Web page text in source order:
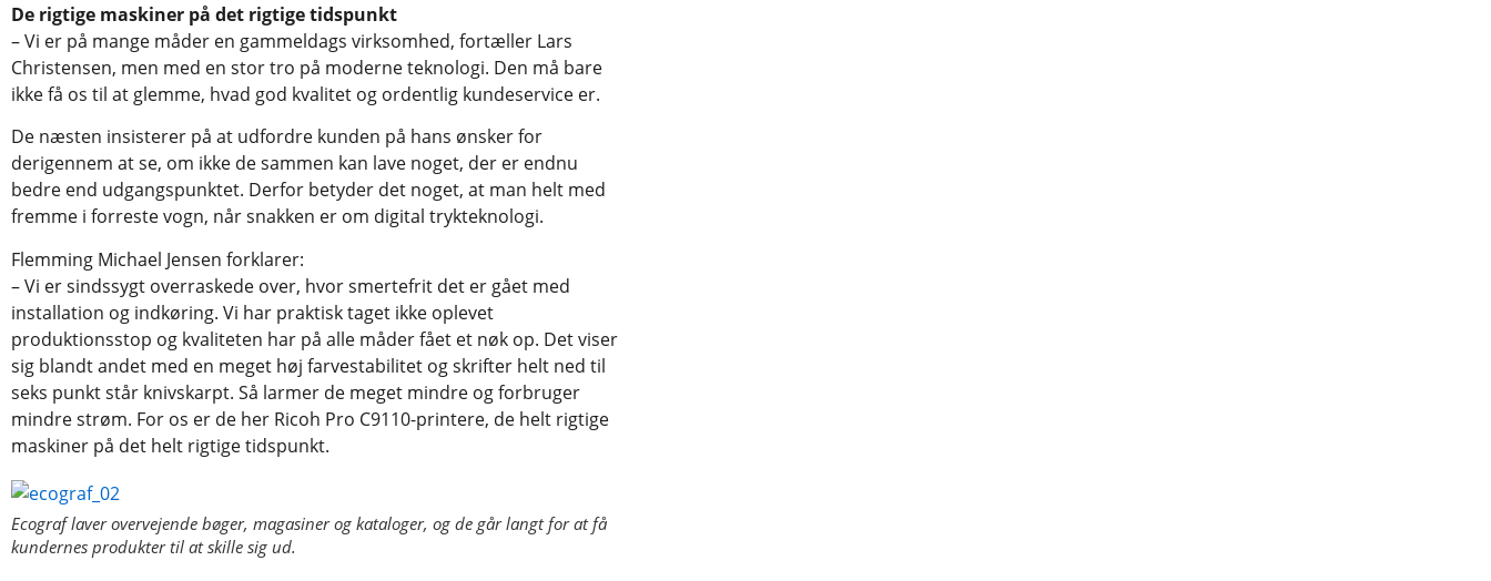
De rigtige maskiner på det rigtige tidspunkt
– Vi er på mange måder en gammeldags virksomhed, fortæller Lars
Christensen, men med en stor tro på moderne teknologi. Den må bare
ikke få os til at glemme, hvad god kvalitet og ordentlig kundeservice er.
De næsten insisterer på at udfordre kunden på hans ønsker for
derigennem at se, om ikke de sammen kan lave noget, der er endnu
bedre end udgangspunktet. Derfor betyder det noget, at man helt med
fremme i forreste vogn, når snakken er om digital trykteknologi.
Flemming Michael Jensen forklarer:
– Vi er sindssygt overraskede over, hvor smertefrit det er gået med
installation og indkøring. Vi har praktisk taget ikke oplevet
produktionsstop og kvaliteten har på alle måder fået et nøk op. Det viser
sig blandt andet med en meget høj farvestabilitet og skrifter helt ned til
seks punkt står knivskarpt. Så larmer de meget mindre og forbruger
mindre strøm. For os er de her Ricoh Pro C9110-printere, de helt rigtige
maskiner på det helt rigtige tidspunkt.
Ecograf laver overvejende bøger, magasiner og kataloger, og de går langt for at få
kundernes produkter til at skille sig ud.